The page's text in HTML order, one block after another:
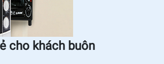
cho khách buôn